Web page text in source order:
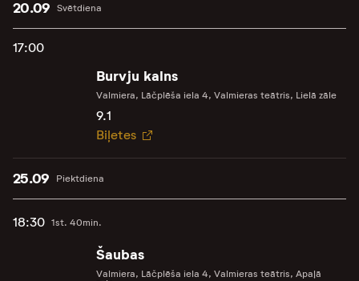
Svētdiena
20.09
17:00
Burvju kalns
Valmiera, Lāčplēša iela 4, Valmieras teātris, Lielā zāle
9.1
Biļetes
Piektdiena
25.09
18:30 1st. 40min.
Šaubas
Valmiera, Lāčplēša iela 4, Valmieras teātris, Apaļā